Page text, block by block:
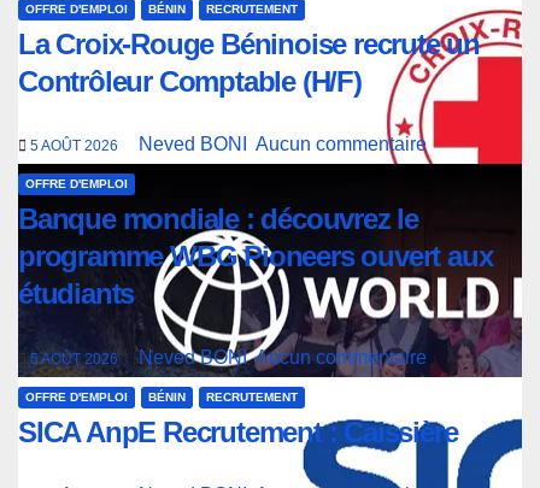
OFFRE D'EMPLOI BÉNIN RECRUTEMENT
La Croix-Rouge Béninoise recrute un
Contrôleur Comptable (H/F)
5 AOÛT 2026 Neved BONI Aucun commentaire
OFFRE D'EMPLOI
Banque mondiale : découvrez le
programme WBG Pioneers ouvert aux
étudiants
5 AOÛT 2026 Neved BONIAucun commentaire
OFFRE D'EMPLOI BÉNIN RECRUTEMENT
SICA AnpE Recrutement : Caissière